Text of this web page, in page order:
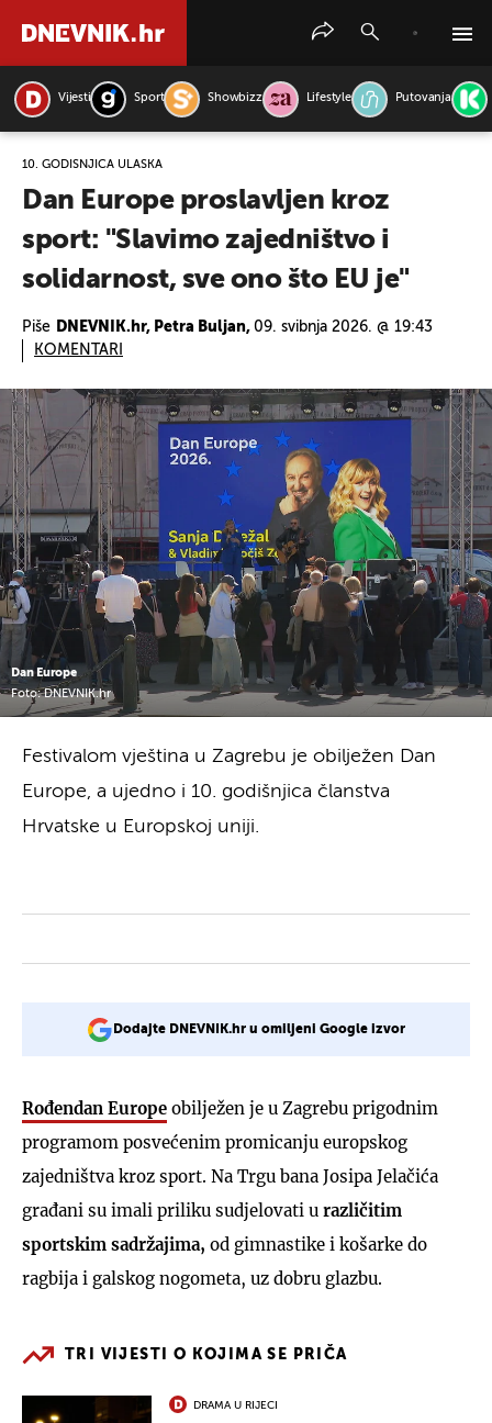
Vijesti Sport Showbizz Lifestyle Putovanja
10. GODIŠNJICA ULASKA
Dan Europe proslavljen kroz
sport: "Slavimo zajedništvo i
solidarnost, sve ono što EU je"
Piše DNEVNIK.hr, Petra Buljan, 09. svibnja 2026. @ 19:43
KOMENTARI
Dan Europe
Foto: DNEVNIK.hr
Festivalom vještina u Zagrebu je obilježen Dan
Europe, a ujedno i 10. godišnjica članstva
Hrvatske u Europskoj uniji.
Dodajte DNEVNIK.hr u omiljeni Google izvor
Rođendan Europe obilježen je u Zagrebu prigodnim
programom posvećenim promicanju europskog
zajedništva kroz sport. Na Trgu bana Josipa Jelačića
građani su imali priliku sudjelovati u različitim
sportskim sadržajima, od gimnastike i košarke do
ragbija i galskog nogometa, uz dobru glazbu.
TRI VIJESTI O KOJIMA SE PRIČA
DRAMA U RIJECI
PRETRAŽITE VIJESTI